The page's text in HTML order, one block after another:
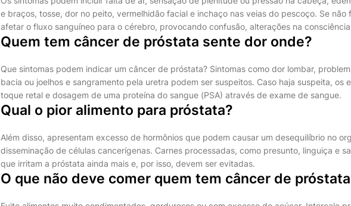
e braços, tosse, dor no peito, vermelhidão facial e inchaço nas veias do pescoço. Se
afetar o fluxo sanguíneo para o cérebro, provocando confusão, alterações na
Quem tem câncer de próstata sente dor onde?
Que sintomas podem indicar um câncer de próstata? Sintomas como dor lombar,
bacia ou joelhos e sangramento pela uretra podem ser suspeitos. Caso haja suspeita, os
toque retal e dosagem de uma proteína do sangue (PSA) através de exame de sangue.
Qual o pior alimento para próstata?
Além disso, apresentam excesso de hormônios que podem causar um desequilíbrio no
disseminação de células cancerígenas. Carnes processadas, como presunto, linguiça e
que irritam a próstata ainda mais e, por isso, devem ser evitadas.
O que não deve comer quem tem câncer de